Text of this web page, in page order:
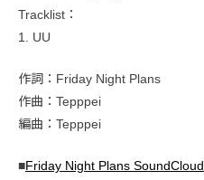
Tracklist：
1. UU
作詞：Friday Night Plans
作曲：Tepppei
編曲：Tepppei
■Friday Night Plans SoundCloud